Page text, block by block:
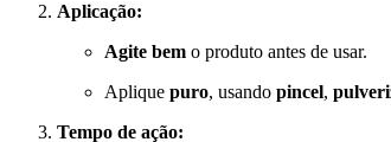
Aplicação:
Agite bem o produto antes de usar.
Aplique puro, usando pincel,
Tempo de ação: